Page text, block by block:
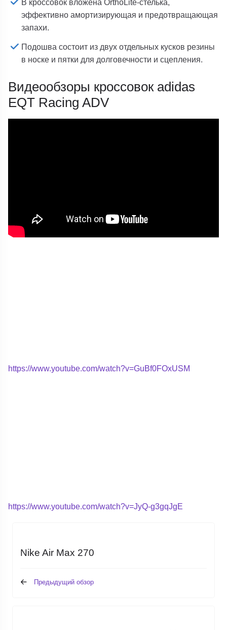
эффективно амортизирующая и предотвращающая
запахи.
Подошва состоит из двух отдельных кусков резины
в носке и пятки для долговечности и сцепления.
Видеообзоры кроссовок adidas
EQT Racing ADV
https://www.youtube.com/watch?v=GuBf0FOxUSM
https://www.youtube.com/watch?v=JyQ-g3gqJgE
Nike Air Max 270
Предыдущий обзор